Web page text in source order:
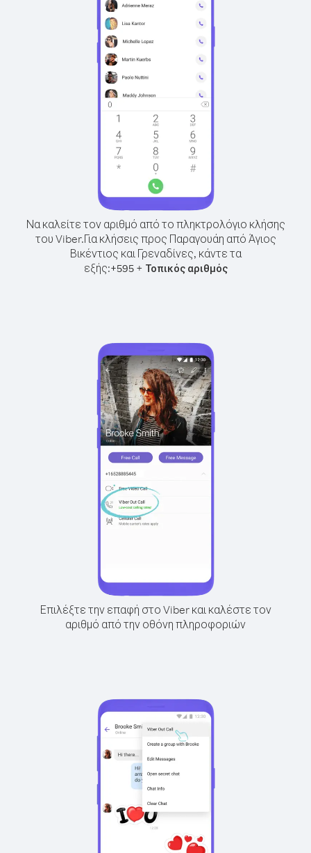
Να καλείτε τον αριθμό από το πληκτρολόγιο κλήσης
του Viber.Για κλήσεις προς Παραγουάη από Άγιος
Βικέντιος και Γρεναδίνες, κάντε τα
εξής:+595+ Τοπικός αριθμός
Επιλέξτε την επαφή στο Viber και καλέστε τον
αριθμό από την οθόνη πληροφοριών